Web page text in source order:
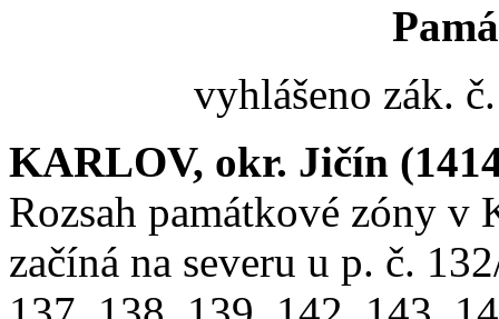
vyhlášeno zák.
KARLOV, okr. Jičín
Rozsah památkové zóny v
začíná na severu u p. č.